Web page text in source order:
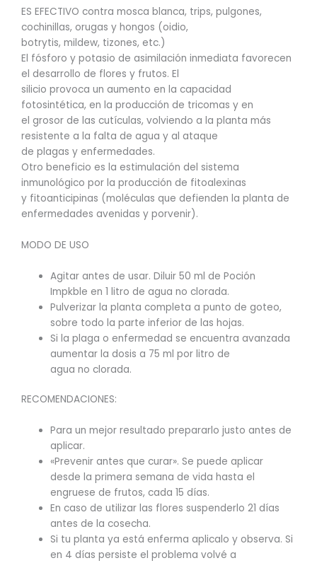
ES EFECTIVO contra mosca blanca, trips, pulgones,
cochinillas, orugas y hongos (oidio,
botrytis, mildew, tizones, etc.)
El fósforo y potasio de asimilación inmediata favorecen
el desarrollo de flores y frutos. El
silicio provoca un aumento en la capacidad
fotosintética, en la producción de tricomas y en
el grosor de las cutículas, volviendo a la planta más
resistente a la falta de agua y al ataque
de plagas y enfermedades.
Otro beneficio es la estimulación del sistema
inmunológico por la producción de fitoalexinas
y fitoanticipinas (moléculas que defienden la planta de
enfermedades avenidas y porvenir).
MODO DE USO
Agitar antes de usar. Diluir 50 ml de Poción
Impkble en 1 litro de agua no clorada.
Pulverizar la planta completa a punto de goteo,
sobre todo la parte inferior de las hojas.
Si la plaga o enfermedad se encuentra avanzada
aumentar la dosis a 75 ml por litro de
agua no clorada.
RECOMENDACIONES:
Para un mejor resultado prepararlo justo antes de
aplicar.
«Prevenir antes que curar». Se puede aplicar
desde la primera semana de vida hasta el
engruese de frutos, cada 15 días.
En caso de utilizar las flores suspenderlo 21 días
antes de la cosecha.
Si tu planta ya está enferma aplicalo y observa. Si
en 4 días persiste el problema volvé a